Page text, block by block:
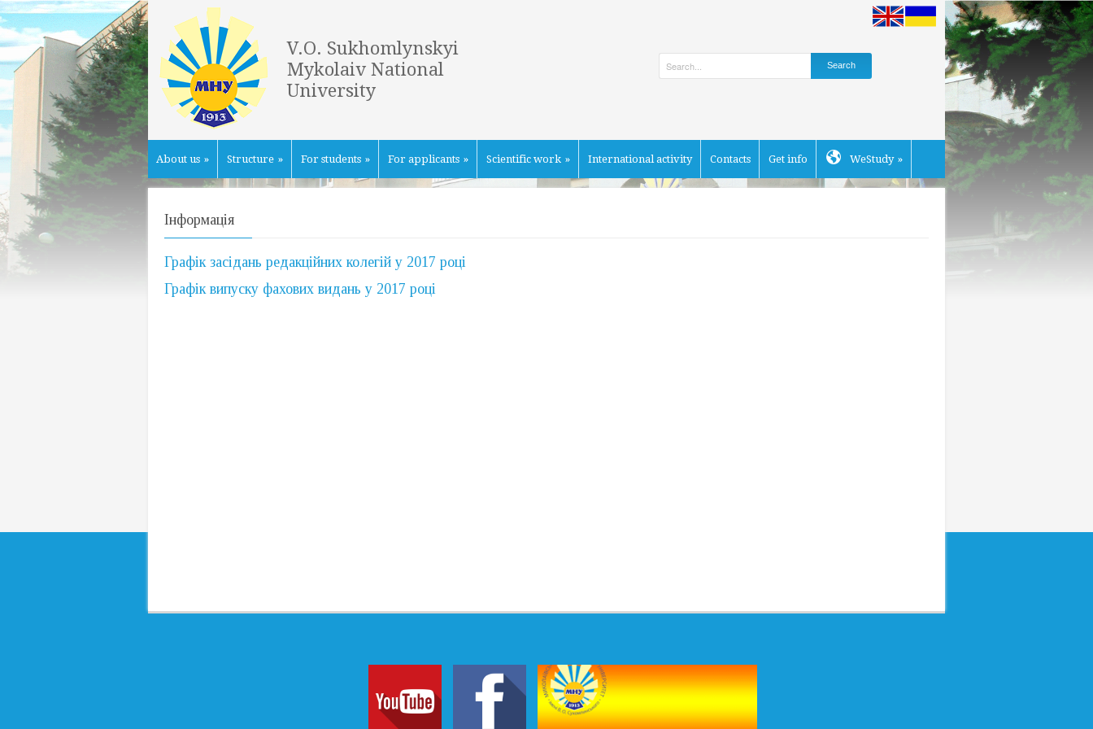
V.O. Sukhomlynskyi
Mykolaiv National
University
About us » Structure » For students » For applicants » Scientific work » International activity Contacts Get info WeStudy »
Інформація
Графік засідань редакційних колегій у 2017 році
Графік випуску фахових видань у 2017 році